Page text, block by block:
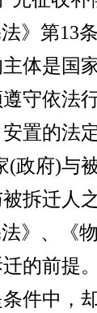
第13条
体是国
守依法
置的法
(政府)与
拆迁人
、《物
的前提
件中，